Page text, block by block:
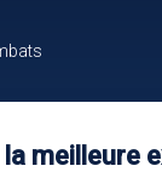
presse
d'identification
meilleure